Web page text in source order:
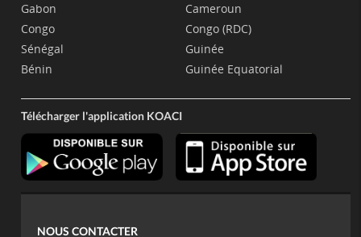
Gabon
Congo
Sénégal
Bénin
Cameroun
Congo (RDC)
Guinée
Guinée Equatorial
Télécharger l'application KOACI
NOUS CONTACTER